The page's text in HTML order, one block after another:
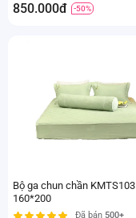
850.000đ -50%
Bộ ga chun chần KMTS103
160*200
Đã bán 500+